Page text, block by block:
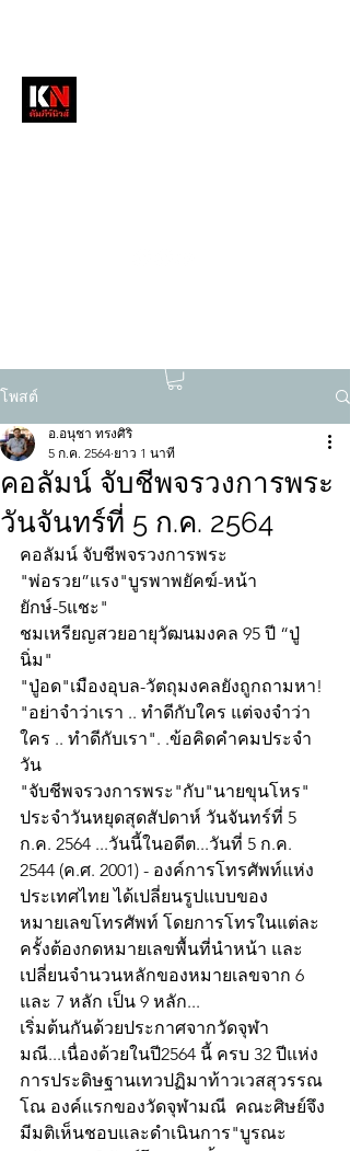
โพสต์
คอลัมน์ จับชีพจรวงการพระ
วันจันทร์ที่ 5 ก.ค. 2564
อ.อนุชา ทรงศิริ
5 ก.ค. 2564 ยาว 1 นาที
คอลัมน์ จับชีพจรวงการพระ
"พ่อรวย”แรง"บูรพาพยัคฆ์-หน้า
ยักษ์-5แชะ"
ชมเหรียญสวยอายุวัฒนมงคล 95 ปี “ปู่
นิ่ม"
"ปู่อด"เมืองอุบล-วัตถุมงคลยังถูกถามหา!
"อย่าจำว่าเรา .. ทำดีกับใคร แต่จงจำว่า
ใคร .. ทำดีกับเรา". .ข้อคิดคำคมประจำ
วัน
"จับชีพจรวงการพระ"กับ"นายขุนโหร"
ประจำวันหยุดสุดสัปดาห์ วันจันทร์ที่ 5
ก.ค. 2564 ...วันนี้ในอดีต...วันที่ 5 ก.ค.
2544 (ค.ศ. 2001) - องค์การโทรศัพท์แห่ง
ประเทศไทย ได้เปลี่ยนรูปแบบของ
หมายเลขโทรศัพท์ โดยการโทรในแต่ละ
ครั้งต้องกดหมายเลขพื้นที่นำหน้า และ
เปลี่ยนจำนวนหลักของหมายเลขจาก 6
และ 7 หลัก เป็น 9 หลัก...
เริ่มต้นกันด้วยประกาศจากวัดจุฬา
มณี...เนื่องด้วยในปี2564 นี้ ครบ 32 ปีแห่ง
การประดิษฐานเทวปฏิมาท้าวเวสสุวรรณ
โณ องค์แรกของวัดจุฬามณี  คณะศิษย์จึง
มีมติเห็นชอบและดำเนินการ"บูรณะ